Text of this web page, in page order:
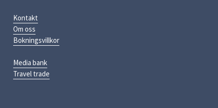
Kontakt
Om oss
Bokningsvillkor
Media bank
Travel trade